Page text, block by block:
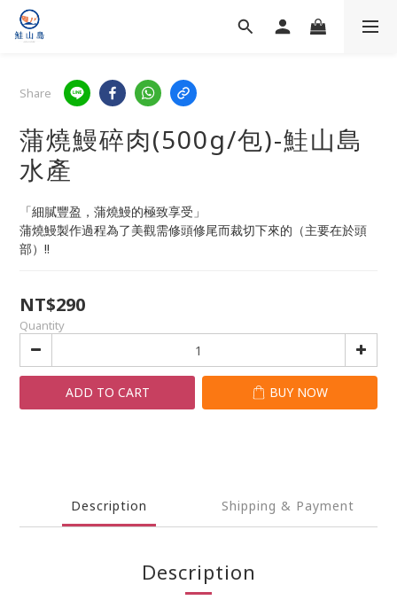
Share
蒲燒鰻碎肉(500g/包)-鮭山島
水產
「細膩豐盈，蒲燒鰻的極致享受」
蒲燒鰻製作過程為了美觀需修頭修尾而裁切下來的（主要在於頭
部）!!
NT$290
Quantity
ADD TO CART BUY NOW
Description Shipping & Payment
Description